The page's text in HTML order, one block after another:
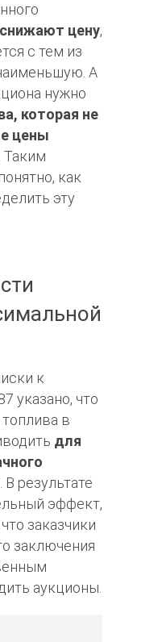
снижают цену,
с тем из
А
нужно
которая не
цены
. Таким
как
эту
к
указано, что
в
для
. В результате
эффект,
заказчики
заключения
аукционы.